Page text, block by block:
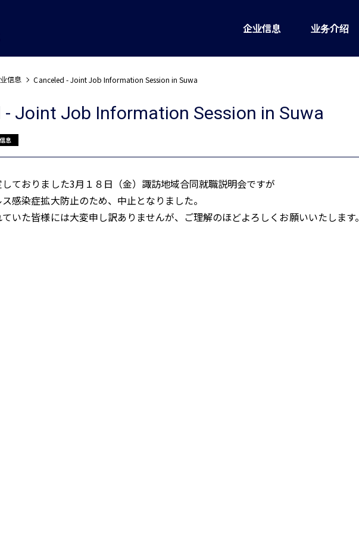
企业信息 业务介绍
信息 Canceled - Joint Job Information Session in Suwa
- Joint Job Information Session in Suwa
息
ておりました3月１８日（金）諏訪地域合同就職説明会ですが
感染症拡大防止のため、中止となりました。
いた皆様には大変申し訳ありませんが、ご理解のほどよろしくお願いいたします。